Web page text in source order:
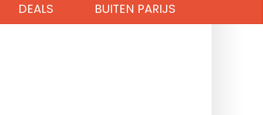
DEALS BUITEN PARIJS